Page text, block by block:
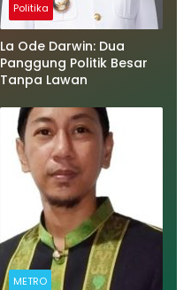
Politika
La Ode Darwin: Dua
Panggung Politik Besar
Tanpa Lawan
METRO